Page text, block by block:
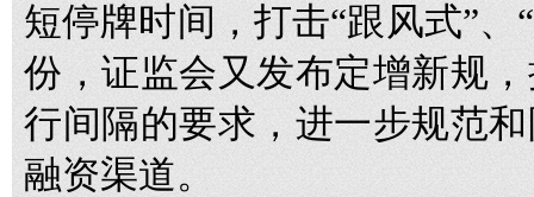
短停牌时间，打击“跟风式”、
份，证监会又发布定增新规
行间隔的要求，进一步规范
融资渠道。